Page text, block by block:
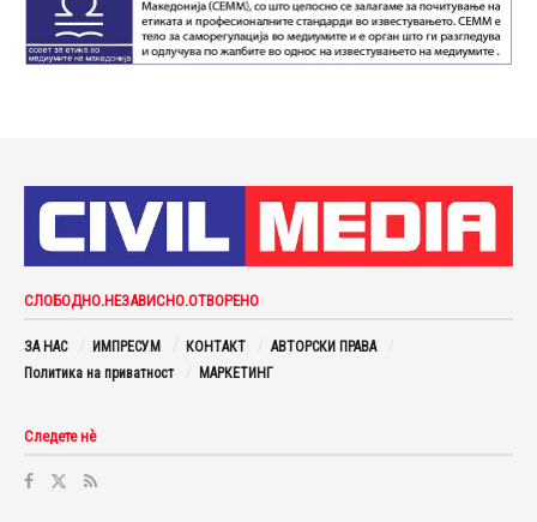
СЛОБОДНО.НЕЗАВИСНО.ОТВОРЕНО
ЗА НАС ИМПРЕСУМ КОНТАКТ
АВТОРСКИ ПРАВА
Политика на приватност
МАРКЕТИНГ
Следете нè